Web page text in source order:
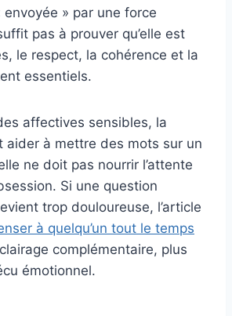
» par une force
pas à prouver qu’elle est
le respect, la cohérence et la
essentiels.
affectives sensibles, la
aider à mettre des mots sur un
ne doit pas nourrir l’attente
Si une question
trop douloureuse, l’article
à quelqu’un tout le temps
complémentaire, plus
émotionnel.